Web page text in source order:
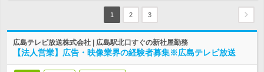
1 2 3
広島テレビ放送株式会社 | 広島駅北口すぐの新社屋勤務
【法人営業】広告・映像業界の経験者募集※広島テレビ放送